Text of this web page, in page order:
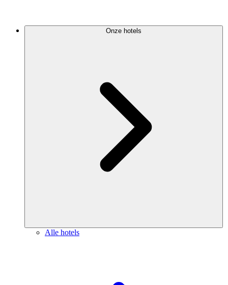
Onze hotels
Alle hotels